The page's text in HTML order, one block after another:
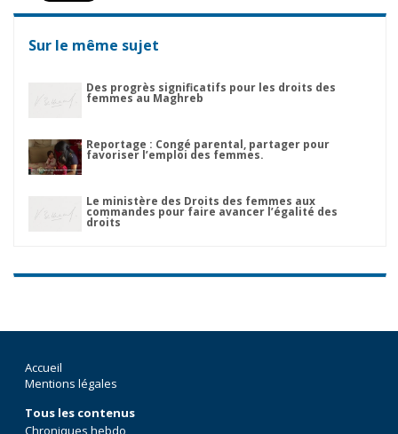
Sur le même sujet
Des progrès significatifs pour les droits des
femmes au Maghreb
Reportage : Congé parental, partager pour
favoriser l’emploi des femmes.
Le ministère des Droits des femmes aux
commandes pour faire avancer l’égalité des
droits
Accueil
Mentions légales
Tous les contenus
Chroniques hebdo